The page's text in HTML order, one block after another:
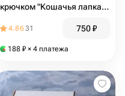
крючком "Кошачья лапка",
4.8631 750₽
188 ₽ × 4 платежа